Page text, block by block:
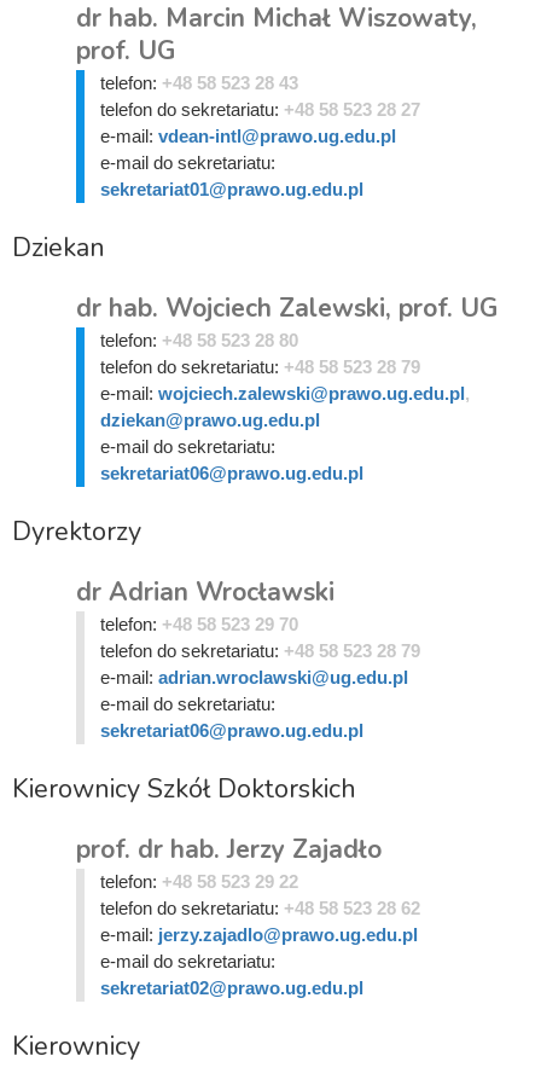
dr hab. Marcin Michał Wiszowaty,
prof. UG
telefon: +48 58 523 28 43
telefon do sekretariatu: +48 58 523 28 27
e-mail: vdean-intl@prawo.ug.edu.pl
e-mail do sekretariatu:
sekretariat01@prawo.ug.edu.pl
Dziekan
dr hab. Wojciech Zalewski, prof. UG
telefon: +48 58 523 28 80
telefon do sekretariatu: +48 58 523 28 79
e-mail: wojciech.zalewski@prawo.ug.edu.pl,
dziekan@prawo.ug.edu.pl
e-mail do sekretariatu:
sekretariat06@prawo.ug.edu.pl
Dyrektorzy
dr Adrian Wrocławski
telefon: +48 58 523 29 70
telefon do sekretariatu: +48 58 523 28 79
e-mail: adrian.wroclawski@ug.edu.pl
e-mail do sekretariatu:
sekretariat06@prawo.ug.edu.pl
Kierownicy Szkół Doktorskich
prof. dr hab. Jerzy Zajadło
telefon: +48 58 523 29 22
telefon do sekretariatu: +48 58 523 28 62
e-mail: jerzy.zajadlo@prawo.ug.edu.pl
e-mail do sekretariatu:
sekretariat02@prawo.ug.edu.pl
Kierownicy